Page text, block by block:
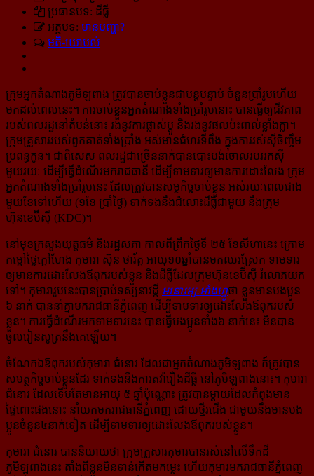
ប្រធានបទ: ដីធ្លី
អត្ថបទ: មានបញ្ហា?
មតិ-យោបល់
ក្រុមអ្នកតំណាងភូមិឡពាង ត្រូវបានចាប់ខ្លួនជាបន្តបន្ទាប់ ចំនួនប្រាំរូប​ហើយ
មកដល់ពេលនេះ។ ការចាប់​ខ្លួនអ្នកតំណាងទាំងប្រាំរូបនោះ បានធ្វើឲ្យជីវភាព
របស់ពលរដ្ឋនៅតំបន់នោះ រងនូវការផ្លាស់ប្ដូ និងរងនូវ​ផល​ប៉ះពាល់ខ្លាំងក្លា។
ក្រុមគ្រួសាររបស់ពួកគាត់ទាំងប្រាំង អស់មានជំហរទីពឹង ក្នុងការរស់ស៊ីចិញ្ចឹម
ប្រពន្ធកូន។ ជាពិសេស ពលរដ្ឋជាច្រើននាក់បានបោះបង់ចោលរបររកស៊ី
មួយរយៈ ដើម្បីធ្វើដំណើរមករាជធានី ដើម្បី​ទាមទារឲ្យមានការ​ដោះលែង ក្រុម
អ្នកតំណាងទាំងប្រាំរូបនេះ ដែលត្រូវបានសម្ថកិច្ចចាប់ខ្លួន អស់រយៈពេល​ជាង
មួយខែទៅហើយ (១ខែ ប្រាំថ្ងៃ) ទាក់ទងនឹងជំលោះដីធ្លីជាមួយ នឹងក្រុម
ហ៊ុនខេប៊ីស៊ី (KDC)។
នៅមុខក្រសួងយុត្តធម៌ និងរដ្ឋសភា កាលពីព្រឹកថ្ងៃទី ២៥ ខែសីហានេះ ក្រោម
កម្ដៅថ្ងៃក្តៅហែង កុមារា ស៊ុន ថារ័ត្ត អាយុ១០ឆ្នាំបានមកឈរស្រែក ទាមទារ
ឲ្យមានការដោះលែងឪពុករបស់ខ្លួន និងដីធ្លីដែល​ក្រុមហ៊ុន​ខេប៊ីស៊ី រំលោភយក
ទៅ។ កុមារារូបនេះបានប្រាប់ទស្សនាវដ្តី មនោរម្យ.អាំងហ្វូថា ខ្លួនមានបងប្អូន
៦ នាក់ បាននាំគ្នាមករាជធានីភ្នំពេញ ដើម្បីទាមទារឲ្យដោះលែងឪពុករបស់
ខ្លួន។ ការធ្វើដំណើរមកទាមទារនេះ បានធ្វើបងប្អូនទាំង៦ នាក់នេះ មិនបាន
ចូលរៀនសូត្រនឹងគេឡើយ។
ចំណែកឯឪពុករបស់កុមារា ជំនោរ ដែលជាអ្នកតំណាងភូមិឡពាង ក៍ត្រូវបាន
សមត្ថកិច្ចចាប់ខ្លួនដែរ ទាក់​ទង​នឹងការតវ៉ារឿងដីធ្លី នៅភូមិឡពាងនោះ។ កុមារា
ជំនោរ ដែលទើបតែមានអាយុ ៥ ឆ្នាំប៉ុណ្ណោះ ត្រូវបានម្តាយ​ដែលកំពុងមាន
ផ្ទៃពោះផងនោះ នាំយកមករាជធានីភ្នំពេញ ដោយថ្មីរជើង ជាមួយនឹងមានបង
ប្អូន​ចំនួន​៤នាក់​ទៀត ដើម្បីទាមទារឲ្យដោះលែងឪពុករបស់ខ្លួន។
កុមារា ជំនោរ បាននិយាយថា ក្រុមគ្រួសារកុមារបានរស់នៅលើទឹកដី
ភូមិឡពាងនេះ តាំងពីខ្លួនមិន​ទាន់​កើត​មកម្លេះ ហើយកុមារមករាជធានីភ្នំពេញ